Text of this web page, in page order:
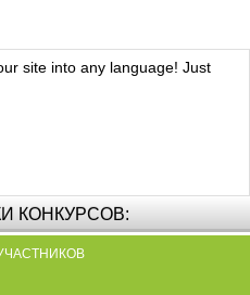
site into any language! Just
КОНКУРСОВ: